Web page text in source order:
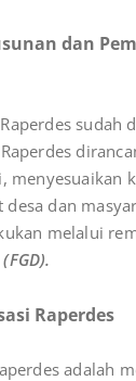
dan
sudah
menyesuaikan
dan
melalui
Raperdes
adalah